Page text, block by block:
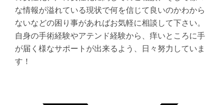
な情報が溢れている現状で何を信じて良いのかわから
ないなどの困り事があればお気軽に相談して下さい。
自身の手術経験やアテンド経験から、痒いところに手
が届く様なサポートが出来るよう、日々努力していま
す！